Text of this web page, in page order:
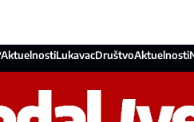
AktuelnostiLukavacDruštvoAktuelnosti